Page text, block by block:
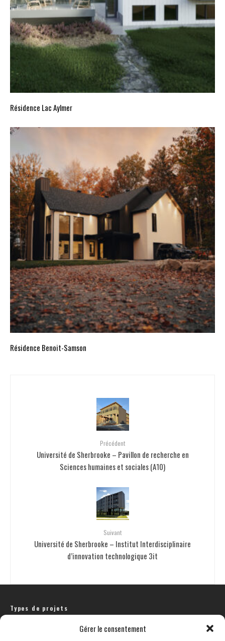
Gérer le consentement
Résidence Lac Aylmer
Résidence Benoit-Samson
Précédent
Université de Sherbrooke – Pavillon de recherche en
Sciences humaines et sociales (A10)
Suivant
Université de Sherbrooke – Institut Interdisciplinaire
d’innovation technologique 3it
Types de projets
CULTURE | PATRIMOINE